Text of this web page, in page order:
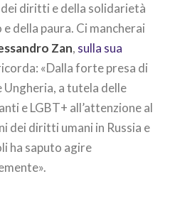
dei diritti e della solidarietà
della paura. Ci mancherai
Zan, sulla sua
«Dalla forte presa di
a tutela delle
e LGBT+ all’attenzione al
dei diritti umani in Russia e
ha saputo agire